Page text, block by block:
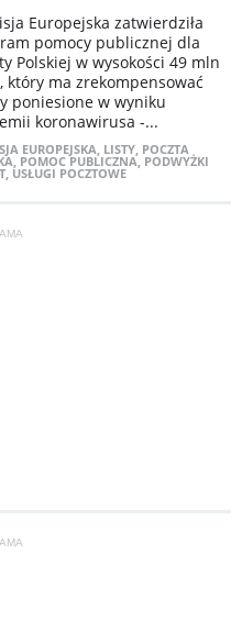
Europejska zatwierdziła
pomocy publicznej dla
Polskiej w wysokości 49 mln
który ma zrekompensować
poniesione w wyniku
koronawirusa -...
EUROPEJSKA, LISTY, POCZTA
, POMOC PUBLICZNA, PODWYŻKI
, USŁUGI POCZTOWE